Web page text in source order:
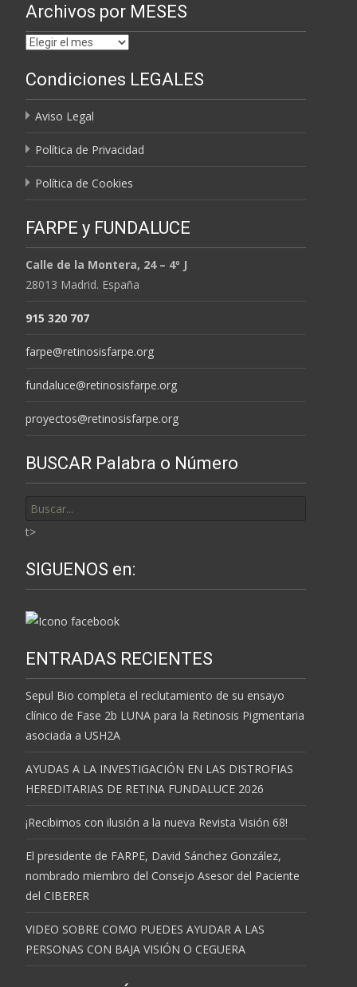
Archivos por MESES
Archivos
MESES
Condiciones LEGALES
Aviso Legal
Política de Privacidad
Política de Cookies
FARPE y FUNDALUCE
Calle de la Montera, 24 – 4º J
28013 Madrid. España
915 320 707
farpe@retinosisfarpe.org
fundaluce@retinosisfarpe.org
proyectos@retinosisfarpe.org
BUSCAR Palabra o Número
por:
t>
SIGUENOS en:
ENTRADAS RECIENTES
Sepul Bio completa el reclutamiento de su ensayo
clínico de Fase 2b LUNA para la Retinosis Pigmentaria
asociada a USH2A
AYUDAS A LA INVESTIGACIÓN EN LAS DISTROFIAS
HEREDITARIAS DE RETINA FUNDALUCE 2026
¡Recibimos con ilusión a la nueva Revista Visión 68!
El presidente de FARPE, David Sánchez González,
nombrado miembro del Consejo Asesor del Paciente
del CIBERER
VIDEO SOBRE COMO PUEDES AYUDAR A LAS
PERSONAS CON BAJA VISIÓN O CEGUERA